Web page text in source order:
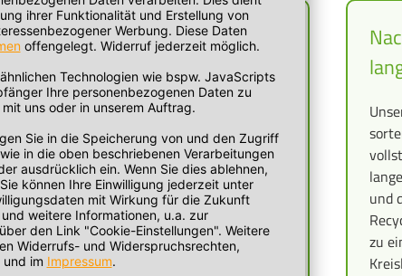
Sichere Verpackungen für
anspruchsvolle Inhalte
Unsere Nonfood-Verpackungen
werden aus hochwertigen
Rohstoffen gefertigt und erfüllen
die relevanten Qualitäts- und
Sicherheitsstandards. Je nach
Anwendung bieten wir Varianten
mit erhöhter Wandstärke oder
spezieller Dichtfunktion – für
und
zu